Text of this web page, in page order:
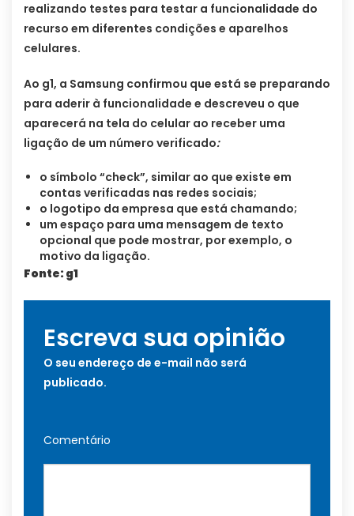
realizando testes para testar a funcionalidade do
recurso em diferentes condições e aparelhos
celulares.
Ao g1, a Samsung confirmou que está se preparando
para aderir à funcionalidade e descreveu o que
aparecerá na tela do celular ao receber uma
ligação de um número verificado:
o símbolo “check”, similar ao que existe em
contas verificadas nas redes sociais;
o logotipo da empresa que está chamando;
um espaço para uma mensagem de texto
opcional que pode mostrar, por exemplo, o
motivo da ligação.
Fonte: g1
Escreva sua opinião
O seu endereço de e-mail não será
publicado.
Comentário